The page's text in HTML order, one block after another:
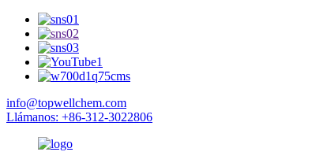
info@topwellchem.com
Llámanos: +86-312-3022806